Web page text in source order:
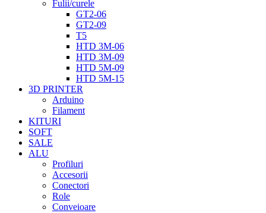
Fulii/curele
GT2-06
GT2-09
T5
HTD 3M-06
HTD 3M-09
HTD 5M-09
HTD 5M-15
3D PRINTER
Arduino
Filament
KITURI
SOFT
SALE
ALU
Profiluri
Accesorii
Conectori
Role
Conveioare